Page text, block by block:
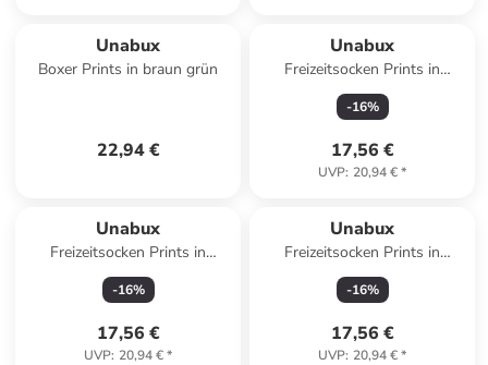
Unabux
Boxer Prints in braun grün
22,94 €
Unabux
Freizeitsocken Prints in
YOUNG HAMSTERS
-16%
17,56 €
UVP: 20,94 €*
Unabux
Freizeitsocken Prints in
LADYBUG JUNIOR
-16%
17,56 €
UVP: 20,94 €*
Unabux
Freizeitsocken Prints in
MONKEY PIRATE JUNIOR
-16%
17,56 €
UVP: 20,94 €*